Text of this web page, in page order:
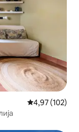
Просечна
4,97 (102)